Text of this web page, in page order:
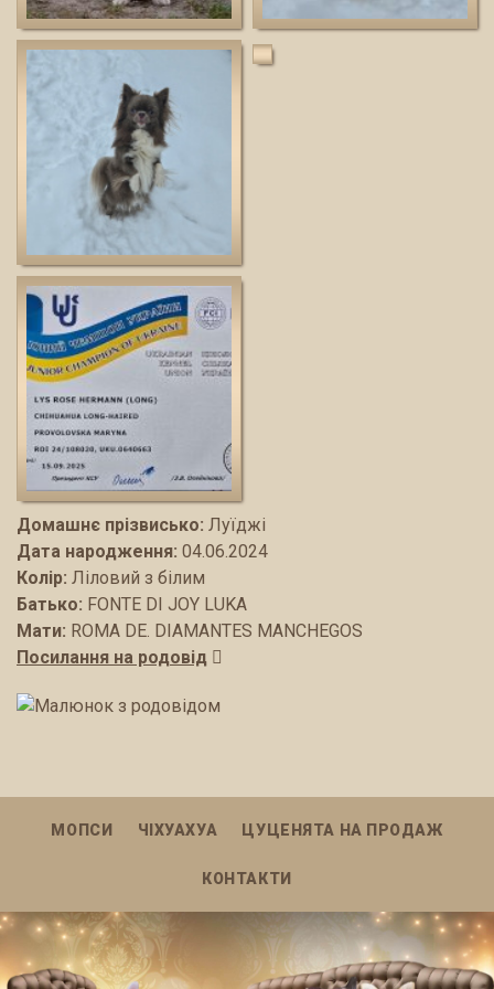
Домашнє прізвисько: Луїджі
Дата народження: 04.06.2024
Колір: Ліловий з білим
Батько: FONTE DI JOY LUKA
Мати: ROMA DE. DIAMANTES MANCHEGOS
Посилання на родовід
МОПСИ ЧІХУАХУА ЦУЦЕНЯТА НА ПРОДАЖ
КОНТАКТИ